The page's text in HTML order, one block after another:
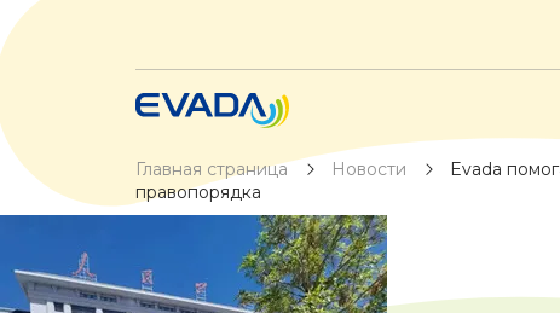
Главная страница Новости
Evada
правопорядка